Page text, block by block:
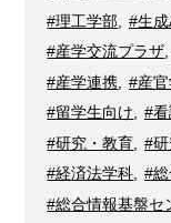
#理工学部
#生成
#産学交流プラザ
#産学連携
#産
#留学生向け, #
#研究・教育
#
#経済法学科, #
#総合情報基盤セ